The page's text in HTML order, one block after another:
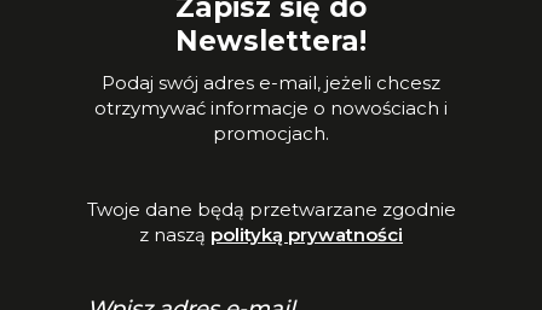
Zapisz się do
Newslettera!
Podaj swój adres e-mail, jeżeli chcesz
otrzymywać informacje o nowościach i
promocjach.
Twoje dane będą przetwarzane zgodnie
z naszą polityką prywatności